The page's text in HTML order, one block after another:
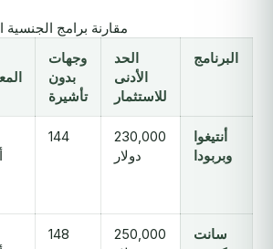
مقارنة برامج الجنسية
البرنامج
الحد
الأدنى
للاستثمار
وجهات
بدون
تأشيرة
أنتيغوا
وبربودا
230,000
دولار
144
سانت
250,000
148